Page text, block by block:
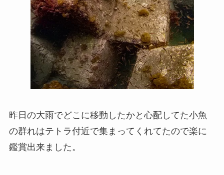
昨日の大雨でどこに移動したかと心配してた小魚
の群れはテトラ付近で集まってくれてたので楽に
鑑賞出来ました。